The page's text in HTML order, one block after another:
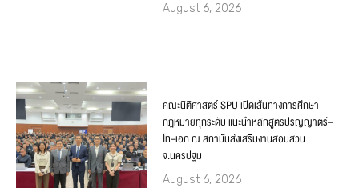
August 6, 2026
คณะนิติศาสตร์ SPU เปิดเส้นทางการศึกษา
กฎหมายทุกระดับ แนะนำหลักสูตรปริญญาตรี–
โท–เอก ณ สถาบันส่งเสริมงานสอบสวน
จ.นครปฐม
August 6, 2026